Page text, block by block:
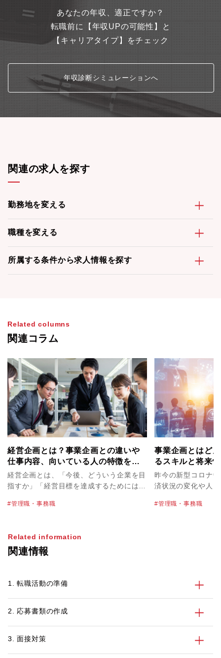
間】時期にもよりますが基本的には5～10時間/月程度の残業に収
あなたの年収、適正ですか？
転職前に【年収UPの可能性】と
【キャリアタイプ】をチェック
年収診断シミュレーションへ
関連の求人を探す
勤務地を変える
職種を変える
所属する条件から求人情報を探す
Related columns
関連コラム
経営企画とは？事業企画との違いや
仕事内容、向いている人の特徴を解
説
経営企画とは、「今後、どういう企業を目
指すか」「経営目標を達成するためにはど
営をサポートする仕事です。会社の成長に
かには「経営企画としてのキャリアを考え
た時に、自分に向いている仕事なのか」
とはどのような仕事なのかをはじめ、事業
な仕事内容や1日のスケジュールもまとめ
ているので、キャリアを考える上でご参考
にしてみてください。 パソナでは無料の
管理職・事務職
事業企画とはど
るスキルと将来
昨今の新型コロナ
済状況の変化や人
います。既存の事
重要な役割を果た
ャリアパスなどに
業企画に興味があ
画を希望している
管理職・事務職
Related information
関連情報
1. 転職活動の準備
2. 応募書類の作成
3. 面接対策